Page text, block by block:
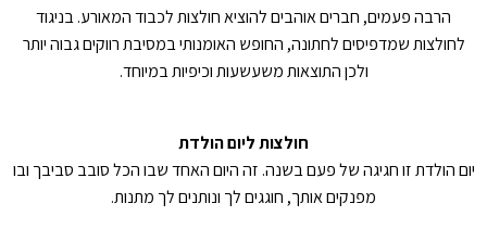
הרבה פעמים, חברים אוהבים להוציא חולצות לכבוד המאורע. בניגוד
לחולצות שמדפיסים לחתונה, החופש האומנותי במסיבת רווקים גבוה יותר
ולכן התוצאות משעשעות וכיפיות במיוחד.
חולצות ליום הולדת
יום הולדת זו חגיגה של פעם בשנה. זה היום האחד שבו הכל סובב סביבך ובו
מפנקים אותך, חוגגים לך ונותנים לך מתנות.